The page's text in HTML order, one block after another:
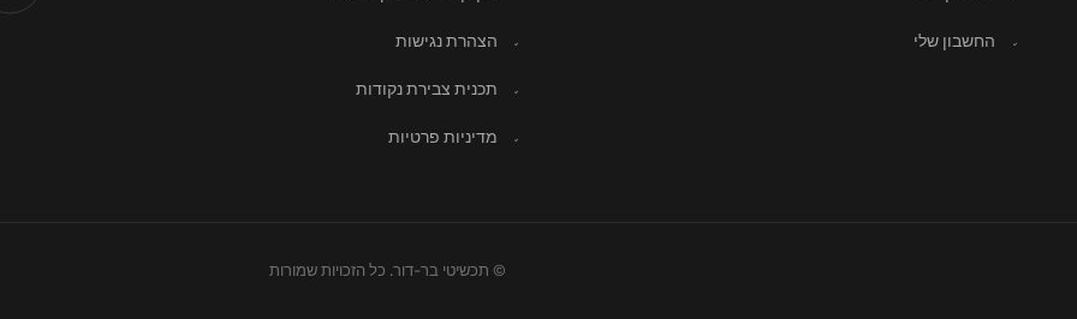
החשבון שלי הצהרת נגישות
תכנית צבירת נקודות
מדיניות פרטיות
© תכשיטי בר-דור. כל הזכויות שמורות